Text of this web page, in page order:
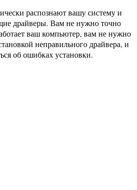
распознают вашу систему и
драйверы. Вам не нужно точно
ваш компьютер, вам не нужно
неправильного драйвера, и
об ошибках установки.